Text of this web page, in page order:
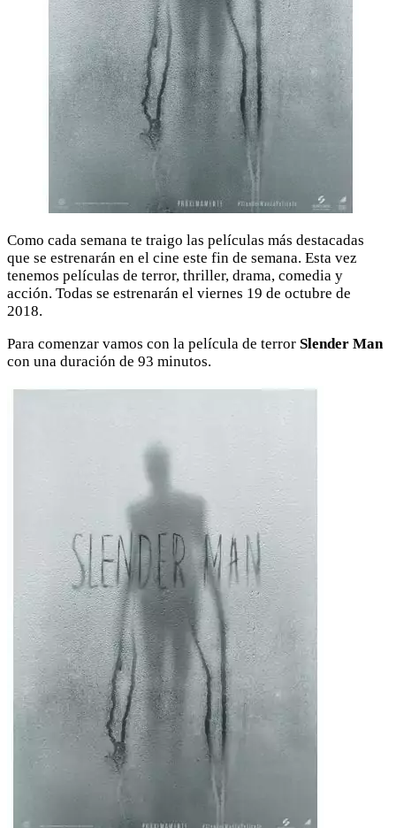
Como cada semana te traigo las películas más destacadas
que se estrenarán en el cine este fin de semana. Esta vez
tenemos películas de terror, thriller, drama, comedia y
acción. Todas se estrenarán el viernes 19 de octubre de
2018.
Para comenzar vamos con la película de terror Slender Man
con una duración de 93 minutos.